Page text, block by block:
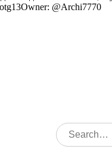
@Archi7770